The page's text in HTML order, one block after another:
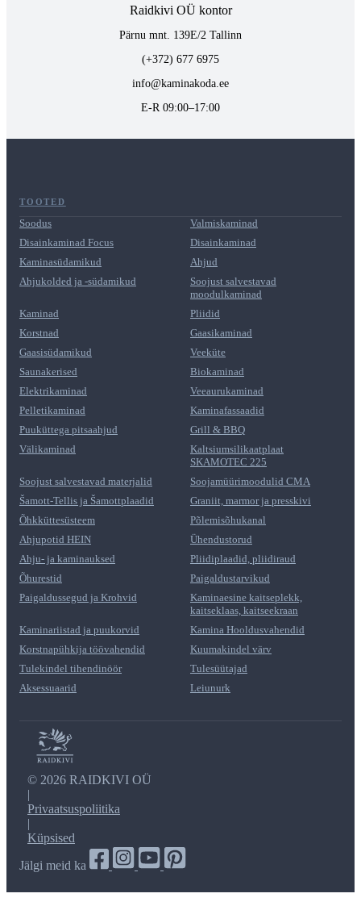
Raidkivi OÜ kontor
Pärnu mnt. 139E/2 Tallinn
(+372) 677 6975
info@kaminakoda.ee
E-R 09:00–17:00
TOOTED
Soodus
Valmiskaminad
Disainkaminad Focus
Disainkaminad
Kaminasüdamikud
Ahjud
Ahjukolded ja -südamikud
Soojust salvestavad
moodulkaminad
Kaminad
Pliidid
Korstnad
Gaasikaminad
Gaasisüdamikud
Veeküte
Saunakerised
Biokaminad
Elektrikaminad
Veeaurukaminad
Pelletikaminad
Kaminafassaadid
Puuküttega pitsaahjud
Grill & BBQ
Välikaminad
Kaltsiumsilikaatplaat
SKAMOTEC 225
Soojust salvestavad materjalid
Soojamüürimoodulid CMA
Šamott-Tellis ja Šamottplaadid
Graniit, marmor ja presskivi
Õhkküttesüsteem
Põlemisõhukanal
Ahjupotid HEIN
Ühendustorud
Ahju- ja kaminauksed
Pliidiplaadid, pliidiraud
Õhurestid
Paigaldustarvikud
Paigaldussegud ja Krohvid
Kaminaesine kaitseplekk,
kaitseklaas, kaitseekraan
Kaminariistad ja puukorvid
Kamina Hooldusvahendid
Korstnapühkija töövahendid
Kuumakindel värv
Tulekindel tihendinöör
Tulesüütajad
Aksessuaarid
Leiunurk
© 2026 RAIDKIVI OÜ
|
Privaatsuspoliitika
|
Küpsised
Jälgi meid ka